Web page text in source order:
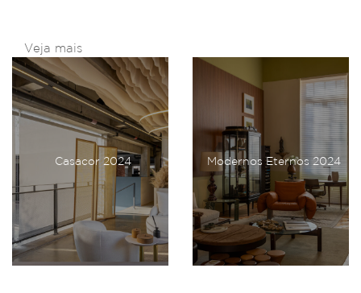
Veja mais
Casacor 2024 Modernos Eternos 2024